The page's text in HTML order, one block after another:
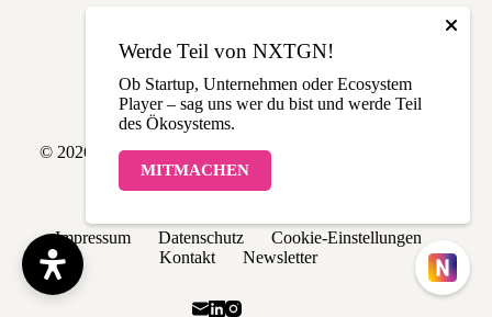
© 2026 NXTGN | Made with love in THE LÄND
Impressum Datenschutz
Cookie-Einstellungen
Kontakt
Newsletter
Werde Teil von NXTGN!
Ob Startup, Unternehmen oder Ecosystem
Player – sag uns wer du bist und werde Teil
des Ökosystems.
MITMACHEN